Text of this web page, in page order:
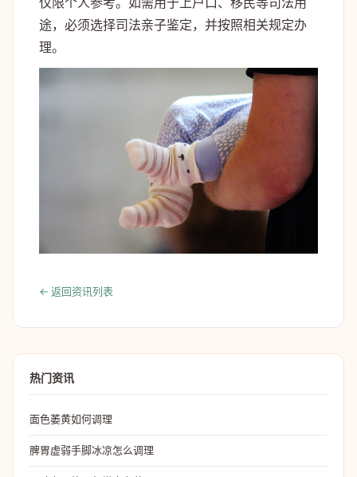
途，必须选择司法亲子鉴定，并按照相关规定办
理。
← 返回资讯列表
热门资讯
面色萎黄如何调理
脾胃虚弱手脚冰凉怎么调理